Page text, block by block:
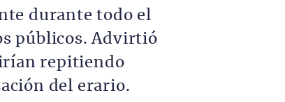
durante todo el
públicos. Advirtió
repitiendo
del erario.